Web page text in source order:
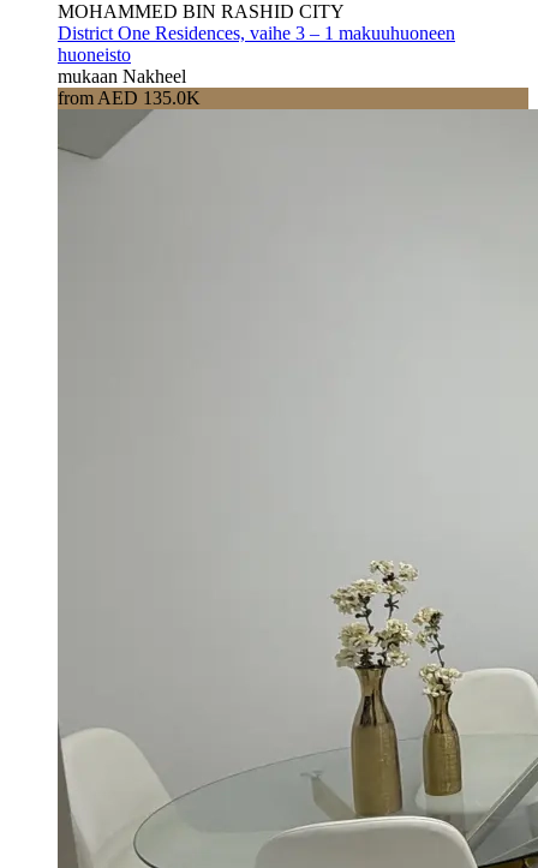
MOHAMMED BIN RASHID CITY
District One Residences, vaihe 3 – 1 makuuhuoneen
huoneisto
mukaan Nakheel
from AED 135.0K